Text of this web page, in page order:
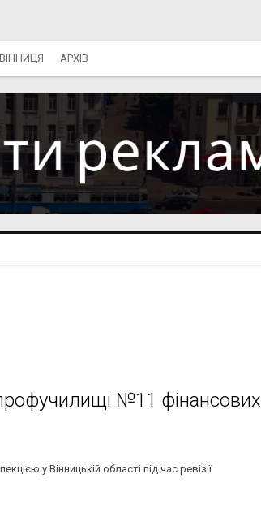
ВІННИЦЯ АРХІВ
№11 фінансових
у Вінницькій області під час ревізії